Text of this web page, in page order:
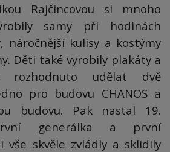
Rajčincovou si mnoho
samy při hodinách
náročnější kulisy a kostýmy
Děti také vyrobily plakáty a
rozhodnuto udělat dvě
pro budovu CHANOS a
budovu. Pak nastal 19.
generálka a první
vše skvěle zvládly a sklidily